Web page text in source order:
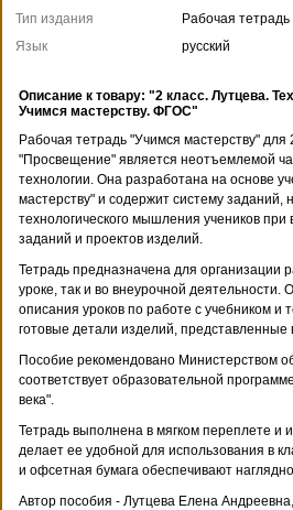
Тип издания
Рабочая тетрадь
Язык
русский
Описание к товару: "2 класс. Лутцева.
Учимся мастерству. ФГОС"
Рабочая тетрадь "Учимся мастерству" для
"Просвещение" является неотъемлемой
технологии. Она разработана на основе
мастерству" и содержит систему заданий,
технологического мышления учеников при
заданий и проектов изделий.
Тетрадь предназначена для организации
уроке, так и во внеурочной
описания уроков по работе с учебником и
готовые детали изделий, представленные
Пособие рекомендовано Министерством
соответствует образовательной
века".
Тетрадь выполнена в мягком переплете и
делает ее удобной для использования в
и офсетная бумага обеспечивают
Автор пособия - Лутцева Елена